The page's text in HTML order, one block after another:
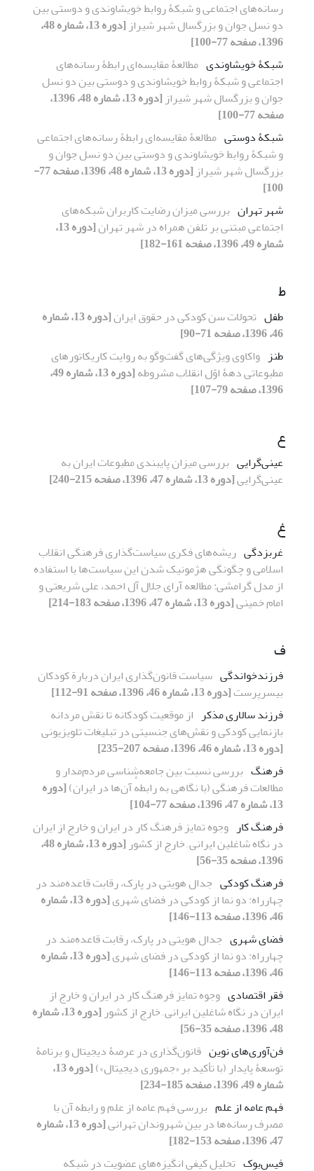
رسانه‌های اجتماعی و شبکۀ روابط خویشاوندی و دوستی بین
دو نسل جوان و بزرگسال شهر شیراز
[دوره 13، شماره 48،
1396، صفحه 77-100]
شبکۀ خویشاوندی مطالعۀ مقایسه‌ای رابطۀ رسانه‌های
اجتماعی و شبکۀ روابط خویشاوندی و دوستی بین دو نسل
جوان و بزرگسال شهر شیراز
[دوره 13، شماره 48، 1396،
صفحه 77-100]
شبکۀ دوستی مطالعۀ مقایسه‌ای رابطۀ رسانه‌های اجتماعی
و شبکۀ روابط خویشاوندی و دوستی بین دو نسل جوان و
بزرگسال شهر شیراز
[دوره 13، شماره 48، 1396، صفحه 77-
100]
شهر تهران بررسی میزان رضایت کاربران شبکه‌های
اجتماعی مبتنی بر تلفن همراه در شهر تهران
[دوره 13،
شماره 49، 1396، صفحه 161-182]
ط
طفل تحولات سن کودکی در حقوق ایران
[دوره 13، شماره
46، 1396، صفحه 71-90]
طنز واکاوی ویژگی‌های گفت‌وگو به روایت کاریکاتورهای
مطبوعاتی دهۀ اوّل انقلاب مشروطه
[دوره 13، شماره 49،
1396، صفحه 79-107]
ع
عینی‌گرایی بررسی میزان پایبندی مطبوعات ایران به
عینی‌گرایی[دوره 13، شماره 47، 1396، صفحه 215-240]
غ
غربزدگی ریشه‌های فکری سیاست‌گذاری فرهنگی انقلاب
اسلامی و چگونگی هژمونیک شدن این سیاست‌ها با استفاده
از مدل گرامشی: مطالعه آرای جلال آل احمد، علی شریعتی و
امام خمینی[دوره 13، شماره 47، 1396، صفحه 183-214]
ف
فرزندخواندگی سیاست قانون‌گذاری ایران دربارة کودکان
بی‏سرپرست[دوره 13، شماره 46، 1396، صفحه 91-112]
فرزند سالاری مذکر از موقعیت کودکانه تا نقش مردانه
بازنمایی کودکی و نقش‌های جنسیتی در تبلیغات تلویزیونی
[دوره 13، شماره 46، 1396، صفحه 207-235]
فرهنگ بررسی نسبت بین جامعه‌شناسی مردم‌مدار و
مطالعات فرهنگی (با نگاهی به رابطهٔ آن‌ها در ایران)[دوره
13، شماره 47، 1396، صفحه 77-104]
فرهنگ کار وجوه تمایز فرهنگ کار در ایران و خارج از ایران
در نگاه شاغلین ایرانی ِ خارج از کشور
[دوره 13، شماره 48،
1396، صفحه 35-56]
فرهنگ کودکی جدال هویتی در پارک، رقابت قاعده‌مند در
چهارراه: دو نما از کودکی در فضای شهری
[دوره 13، شماره
46، 1396، صفحه 113-146]
فضای شهری جدال هویتی در پارک، رقابت قاعده‌مند در
چهارراه: دو نما از کودکی در فضای شهری
[دوره 13، شماره
46، 1396، صفحه 113-146]
فقر اقتصادی وجوه تمایز فرهنگ کار در ایران و خارج از
ایران در نگاه شاغلین ایرانی ِ خارج از کشور
[دوره 13، شماره
48، 1396، صفحه 35-56]
فن‌آوری‌های نوین قانون‌گذاری در عرصۀ دیجیتال و برنامۀ
توسعۀ پایدار (با تأکید بر «جمهوری دیجیتال»)
[دوره 13،
شماره 49، 1396، صفحه 185-234]
فهم عامه از علم بررسی فهم عامه از علم و رابطه آن با
مصرف رسانه‌ها در بین شهروندان تهرانی
[دوره 13، شماره
47، 1396، صفحه 153-182]
فیس‌بوک تحلیل کیفی انگیزه‌های عضویت در شبکه